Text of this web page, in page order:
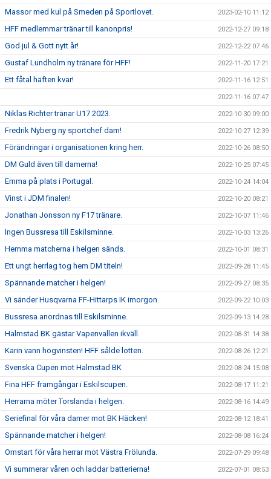
Massor med kul på Smeden på Sportlovet. 2023-02-10 11:12
HFF medlemmar tränar till kanonpris! 2022-12-27 09:18
God jul & Gott nytt år! 2022-12-22 07:46
Gustaf Lundholm ny tränare för HFF! 2022-11-20 17:21
Ett fåtal häften kvar! 2022-11-16 12:51
2022-11-16 07:47
Niklas Richter tränar U17 2023. 2022-10-30 09:00
Fredrik Nyberg ny sportchef dam! 2022-10-27 12:39
Förändringar i organisationen kring herr. 2022-10-26 08:50
DM Guld även till damerna! 2022-10-25 07:45
Emma på plats i Portugal. 2022-10-24 14:04
Vinst i JDM finalen! 2022-10-20 08:21
Jonathan Jonsson ny F17 tränare. 2022-10-07 11:46
Ingen Bussresa till Eskilsminne. 2022-10-03 13:26
Hemma matcherna i helgen sänds. 2022-10-01 08:31
Ett ungt herrlag tog hem DM titeln! 2022-09-28 11:45
Spännande matcher i helgen! 2022-09-27 08:35
Vi sänder Husqvarna FF-Hittarps IK imorgon. 2022-09-22 10:03
Bussresa anordnas till Eskilsminne. 2022-09-13 14:28
Halmstad BK gästar Vapenvallen ikväll. 2022-08-31 14:38
Karin vann högvinsten! HFF sålde lotten. 2022-08-26 12:21
Svenska Cupen mot Halmstad BK 2022-08-24 15:08
Fina HFF framgångar i Eskilscupen. 2022-08-17 11:21
Herrarna möter Torslanda i helgen. 2022-08-16 14:49
Seriefinal för våra damer mot BK Häcken! 2022-08-12 18:41
Spännande matcher i helgen! 2022-08-08 16:24
Omstart för våra herrar mot Västra Frölunda. 2022-07-29 09:48
Vi summerar våren och laddar batterierna! 2022-07-01 08:53